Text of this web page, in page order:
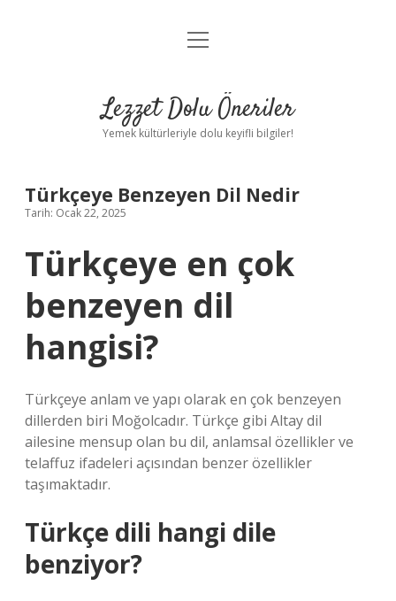
Anasayfa
Yasal Uyarı
menüyü
Lezzet Dolu Öneriler
Yemek kültürleriyle dolu keyifli bilgiler!
Türkçeye Benzeyen Dil Nedir
Tarih: Ocak 22, 2025
Türkçeye en çok
benzeyen dil
hangisi?
Türkçeye anlam ve yapı olarak en çok benzeyen
dillerden biri Moğolcadır. Türkçe gibi Altay dil
ailesine mensup olan bu dil, anlamsal özellikler ve
telaffuz ifadeleri açısından benzer özellikler
taşımaktadır.
Türkçe dili hangi dile
benziyor?